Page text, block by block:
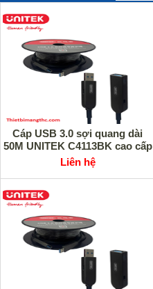
Cáp USB 3.0 sợi quang dài
50M UNITEK C4113BK cao cấp
Liên hệ